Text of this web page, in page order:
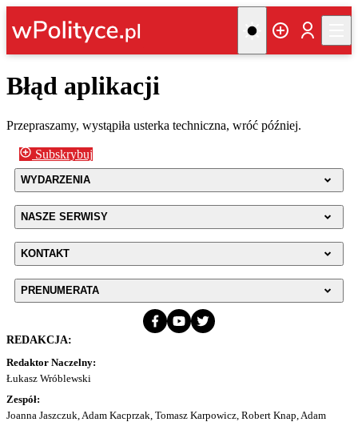
Błąd aplikacji
Przepraszamy, wystąpiła usterka techniczna, wróć później.
Subskrybuj
WYDARZENIA
NASZE SERWISY
KONTAKT
PRENUMERATA
REDAKCJA:
Redaktor Naczelny:
Łukasz Wróblewski
Zespół:
Joanna Jaszczuk, Adam Kacprzak, Tomasz Karpowicz, Robert Knap, Adam